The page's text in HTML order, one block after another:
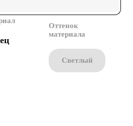
Оттенок
материала
Cветлый